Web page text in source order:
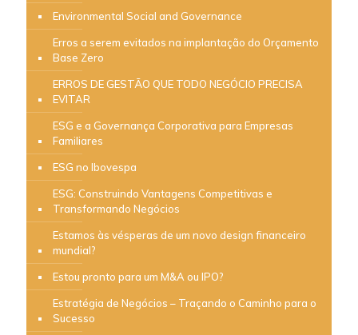
Environmental Social and Governance
Erros a serem evitados na implantação do Orçamento
Base Zero
ERROS DE GESTÃO QUE TODO NEGÓCIO PRECISA
EVITAR
ESG e a Governança Corporativa para Empresas
Familiares
ESG no Ibovespa
ESG: Construindo Vantagens Competitivas e
Transformando Negócios
Estamos às vésperas de um novo design financeiro
mundial?
Estou pronto para um M&A ou IPO?
Estratégia de Negócios – Traçando o Caminho para o
Sucesso